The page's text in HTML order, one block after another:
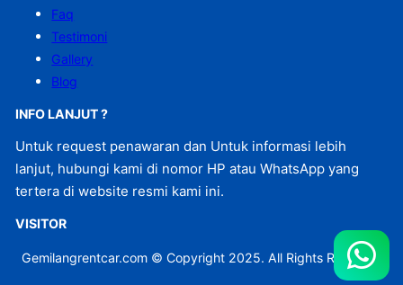
Faq
Testimoni
Gallery
Blog
INFO LANJUT ?
Untuk request penawaran dan Untuk informasi lebih
lanjut, hubungi kami di nomor HP atau WhatsApp yang
tertera di website resmi kami ini.
VISITOR
Gemilangrentcar.com © Copyright 2025. All Rights Reserved